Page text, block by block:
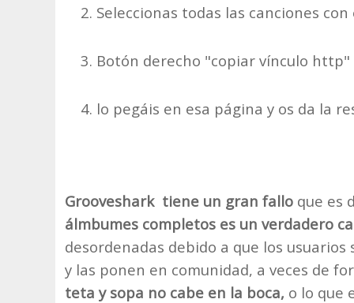
Seleccionas todas las canciones
Botón derecho "copiar vínculo http"
lo pegáis en esa página y os da la
Grooveshark tiene un gran fallo que es
álmbumes completos es un verdadero
desordenadas debido a que los
y las ponen en comunidad, a veces de
teta y sopa no cabe en la boca, o lo que